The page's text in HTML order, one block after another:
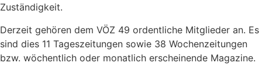
Zuständigkeit.
Derzeit gehören dem VÖZ 49 ordentliche Mitglieder an. Es
sind dies 11 Tageszeitungen sowie 38 Wochenzeitungen
bzw. wöchentlich oder monatlich erscheinende Magazine.